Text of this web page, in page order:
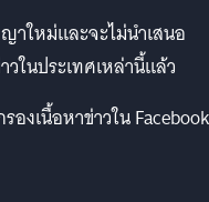
าใหม่และจะไม่นำเสนอ
ในประเทศเหล่านี้แล้ว
องเนื้อหาข่าวใน Facebook